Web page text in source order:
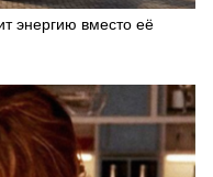
энергию вместо её